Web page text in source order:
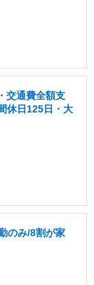
交通費全額支
休日125日・大
のみ/8割が家